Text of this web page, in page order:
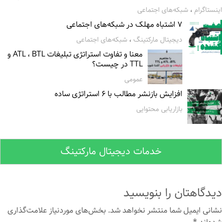
،شبکه‌های اجتماعی
دیجیتال مارکتینگ،شبکه‌های اجتماعی
معنا و تفاوت استراتژی تبلیغات ATL ، BTL و
TTL در چیست؟
عمومی
افزایش بازنشر مطالب با ۶ استراتژی ساده
بازاریابی محتوایی
خدمات دیجیتال مارکتینگ
را بنویسید
ایمیل شما منتشر نخواهد شد.بخش‌های موردنیاز علامت‌گذاری